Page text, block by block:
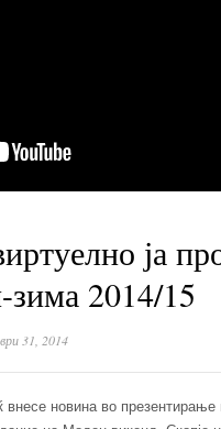
ја
зима 2014/15
31, 2014
новина во презентирање